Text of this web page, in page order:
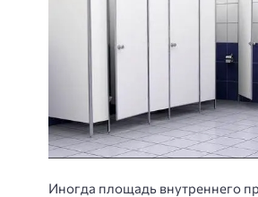
Иногда площадь внутреннего